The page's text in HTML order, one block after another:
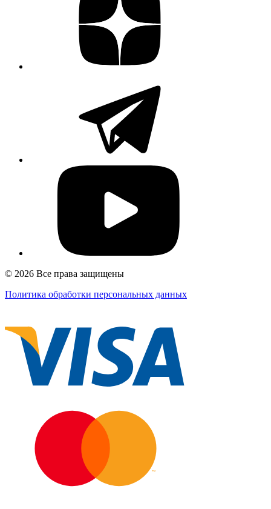
© 2026 Все права защищены
Политика обработки персональных данных